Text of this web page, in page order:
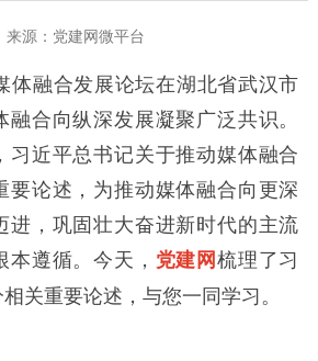
来源：党建网微平台
体融合发展论坛在湖北省武汉市
合向纵深发展凝聚广泛共识。
习近平总书记关于推动媒体融合
要论述，为推动媒体融合向更深
进，巩固壮大奋进新时代的主流
遵循。今天， 党建网梳理了习
关重要论述，与您一同学习。